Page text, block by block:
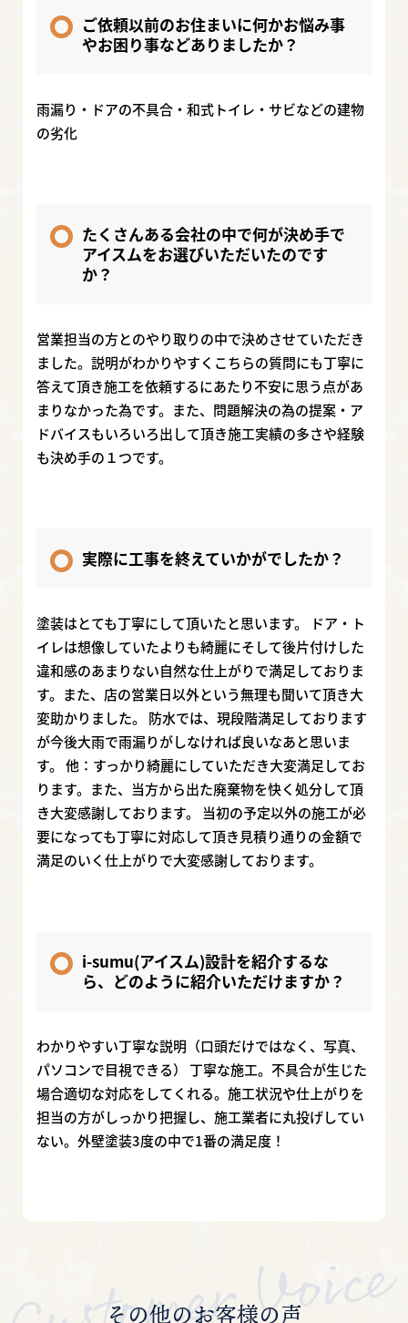
ご依頼以前のお住まいに何かお悩み事
やお困り事などありましたか？
雨漏り・ドアの不具合・和式トイレ・サビなどの建物
の劣化
たくさんある会社の中で何が決め手で
アイスムをお選びいただいたのです
か？
営業担当の方とのやり取りの中で決めさせていただき
ました。説明がわかりやすくこちらの質問にも丁寧に
答えて頂き施工を依頼するにあたり不安に思う点があ
まりなかった為です。また、問題解決の為の提案・ア
ドバイスもいろいろ出して頂き施工実績の多さや経験
も決め手の１つです。
実際に工事を終えていかがでしたか？
塗装はとても丁寧にして頂いたと思います。 ドア・ト
イレは想像していたよりも綺麗にそして後片付けした
違和感のあまりない自然な仕上がりで満足しておりま
す。また、店の営業日以外という無理も聞いて頂き大
変助かりました。 防水では、現段階満足しております
が今後大雨で雨漏りがしなければ良いなあと思いま
す。 他：すっかり綺麗にしていただき大変満足してお
ります。また、当方から出た廃棄物を快く処分して頂
き大変感謝しております。 当初の予定以外の施工が必
要になっても丁寧に対応して頂き見積り通りの金額で
満足のいく仕上がりで大変感謝しております。
i-sumu(アイスム)設計を紹介するな
ら、どのように紹介いただけますか？
わかりやすい丁寧な説明（口頭だけではなく、写真、
パソコンで目視できる） 丁寧な施工。不具合が生じた
場合適切な対応をしてくれる。施工状況や仕上がりを
担当の方がしっかり把握し、施工業者に丸投げしてい
ない。外壁塗装3度の中で1番の満足度！
その他のお客様の声